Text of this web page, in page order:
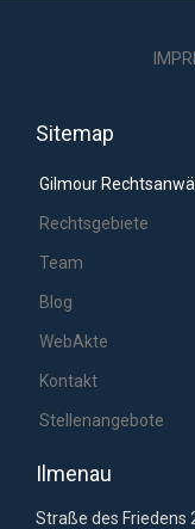
Sitemap
Gilmour
Rechtsgebiete
Team
Blog
WebAkte
Kontakt
Stellenangebote
Ilmenau
Straße des Friedens